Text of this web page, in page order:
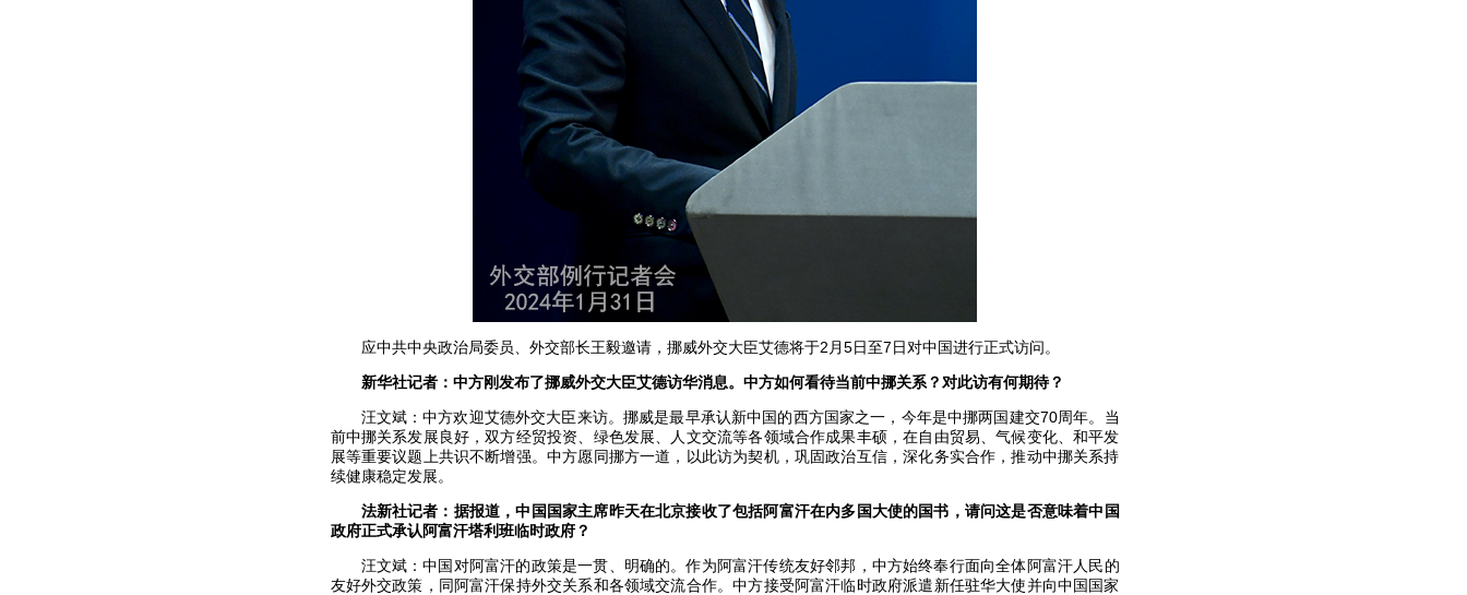
应中共中央政治局委员、外交部长王毅邀请，挪威外交大臣艾德将于2月5日至7日对中国进行正式访问。
新华社记者：中方刚发布了挪威外交大臣艾德访华消息。中方如何看待当前中挪关系？对此访有何期待？
汪文斌：中方欢迎艾德外交大臣来访。挪威是最早承认新中国的西方国家之一，今年是中挪两国建交70周年。当
前中挪关系发展良好，双方经贸投资、绿色发展、人文交流等各领域合作成果丰硕，在自由贸易、气候变化、和平发
展等重要议题上共识不断增强。中方愿同挪方一道，以此访为契机，巩固政治互信，深化务实合作，推动中挪关系持
续健康稳定发展。
法新社记者：据报道，中国国家主席昨天在北京接收了包括阿富汗在内多国大使的国书，请问这是否意味着中国
政府正式承认阿富汗塔利班临时政府？
汪文斌：中国对阿富汗的政策是一贯、明确的。作为阿富汗传统友好邻邦，中方始终奉行面向全体阿富汗人民的
友好外交政策，同阿富汗保持外交关系和各领域交流合作。中方接受阿富汗临时政府派遣新任驻华大使并向中国国家